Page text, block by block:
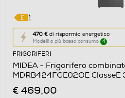
470 € di risparmio energetico
Modelli a più basso consumo 4
Questa
azione
aprirà
il
Calcolatore
di
FRIGORIFERI
MIDEA - Frigorifero
MDRB424FGE02OE
€ 469,00